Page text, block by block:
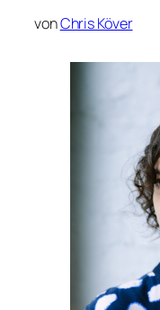
vonChris Köver